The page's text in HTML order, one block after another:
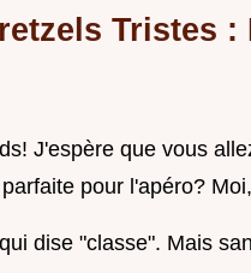
Tristes
J'espère que vous
pour l'apéro?
dise "classe". Mais